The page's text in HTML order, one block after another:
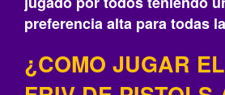
preferencia alta para todas
¿COMO JUGAR